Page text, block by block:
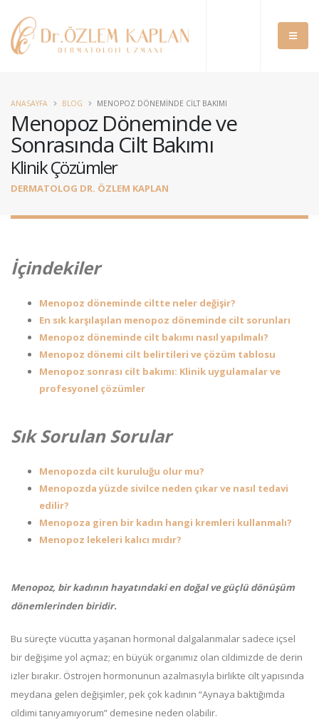
Menopoz Döneminde ve
Sonrasında Cilt Bakımı
Klinik Çözümler
DERMATOLOG DR. ÖZLEM KAPLAN
ANASAYFA BLOG MENOPOZ DÖNEMINDE CILT BAKIMI
İçindekiler
Menopoz döneminde ciltte neler değişir?
En sık karşılaşılan menopoz döneminde cilt sorunları
Menopoz döneminde cilt bakımı nasıl yapılmalı?
Menopoz dönemi cilt belirtileri ve çözüm tablosu
Menopoz sonrası cilt bakımı: Klinik uygulamalar ve
profesyonel çözümler
Sık Sorulan Sorular
Menopozda cilt kuruluğu olur mu?
Menopozda yüzde sivilce neden çıkar ve nasıl tedavi
edilir?
Menopoza giren bir kadın hangi kremleri kullanmalı?
Menopoz lekeleri kalıcı mıdır?
Menopoz, bir kadının hayatındaki en doğal ve güçlü dönüşüm
dönemlerinden biridir.
Bu süreçte vücutta yaşanan hormonal dalgalanmalar sadece içsel
bir değişime yol açmaz; en büyük organımız olan cildimizde de derin
izler bırakır. Östrojen hormonunun azalmasıyla birlikte cilt yapısında
meydana gelen değişimler, pek çok kadının “Aynaya baktığımda
cildimi tanıyamıyorum” demesine neden olabilir.